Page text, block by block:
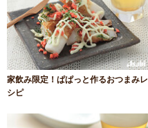
家飲み限定！ぱぱっと作るおつまみレ
シピ